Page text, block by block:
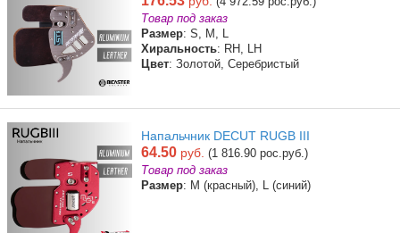
Товар под заказ
Размер: S, M, L
Хиральность: RH, LH
Цвет: Золотой, Серебристый
Напальчник DECUT RUGB III
64.50 руб. (1 816.90 рос.руб.)
Товар под заказ
Размер: M (красный), L (синий)